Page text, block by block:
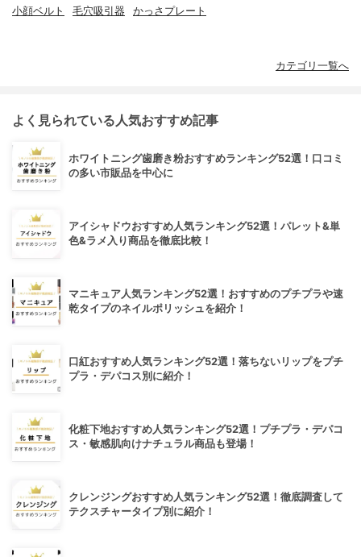
小顔ベルト 毛穴吸引器 かっさプレート
カテゴリ一覧へ
よく見られている人気おすすめ記事
ホワイトニング歯磨き粉おすすめランキング52選！口コミ
の多い市販品を中心に
アイシャドウおすすめ人気ランキング52選！パレット&単
色&ラメ入り商品を徹底比較！
マニキュア人気ランキング52選！おすすめのプチプラや速
乾タイプのネイルポリッシュを紹介！
口紅おすすめ人気ランキング52選！落ちないリップをプチ
プラ・デパコス別に紹介！
化粧下地おすすめ人気ランキング52選！プチプラ・デパコ
ス・敏感肌向けナチュラル商品も登場！
クレンジングおすすめ人気ランキング52選！徹底調査して
テクスチャータイプ別に紹介！